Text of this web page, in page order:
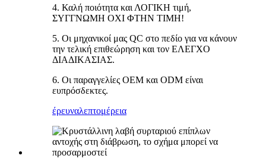
4. Καλή ποιότητα και ΛΟΓΙΚΗ τιμή,
ΣΥΓΓΝΩΜΗ ΟΧΙ ΦΤΗΝ ΤΙΜΗ!
5. Οι μηχανικοί μας QC στο πεδίο για να κάνουν
την τελική επιθεώρηση και τον ΕΛΕΓΧΟ
ΔΙΑΔΙΚΑΣΙΑΣ.
6. Οι παραγγελίες OEM και ODM είναι
ευπρόσδεκτες.
έρευναλεπτομέρεια